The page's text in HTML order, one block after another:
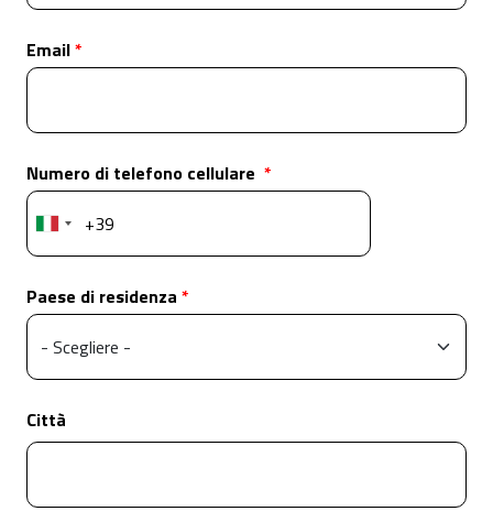
Email
Numero di telefono cellulare
Paese di residenza
Città